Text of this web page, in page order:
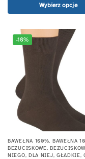
Wybierz opcje
-10%
BAWEŁNA 100%, BAWEŁNA
BEZUCISKOWE,
NIEGO, DLA NIEJ, GŁADKIE,